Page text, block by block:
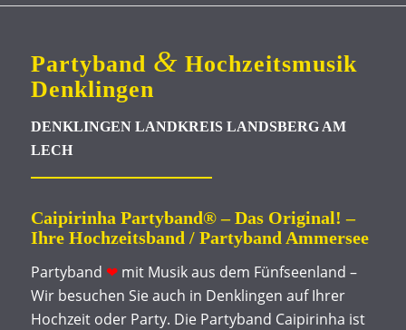
Partyband &Hochzeitsmusik
Denklingen
DENKLINGEN LANDKREIS LANDSBERG AM
LECH
Caipirinha Partyband® – Das Original! –
Ihre Hochzeitsband / Partyband Ammersee
Partyband ❤mit Musik aus dem Fünfseenland –
Wir besuchen Sie auch in Denklingen auf Ihrer
Hochzeit oder Party. Die Partyband Caipirinha ist